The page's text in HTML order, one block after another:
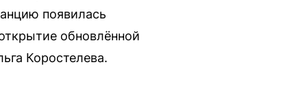
появилась
обновлённой
Коростелева.